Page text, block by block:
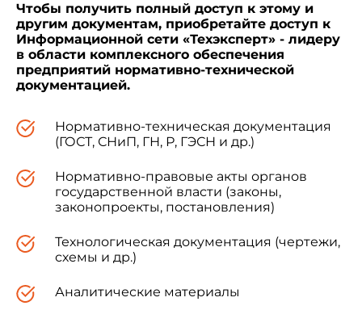
Чтобы получить полный доступ к этому и
другим документам, приобретайте доступ к
Информационной сети «Техэксперт» - лидеру
в области комплексного обеспечения
предприятий нормативно-технической
документацией.
Нормативно-техническая документация
(ГОСТ, СНиП, ГН, Р, ГЭСН и др.)
Нормативно-правовые акты органов
государственной власти (законы,
законопроекты, постановления)
Технологическая документация (чертежи,
схемы и др.)
Аналитические материалы